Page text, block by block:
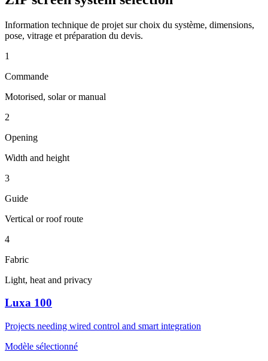
Information technique de projet sur choix du système, dimensions,
pose, vitrage et préparation du devis.
1
Commande
Motorised, solar or manual
2
Opening
Width and height
3
Guide
Vertical or roof route
4
Fabric
Light, heat and privacy
Luxa 100
Projects needing wired control and smart integration
Modèle sélectionné